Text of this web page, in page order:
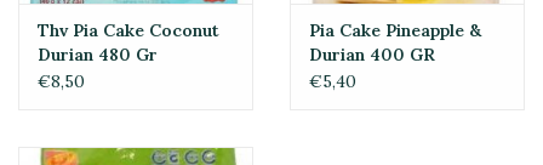
Thv Pia Cake Coconut
Durian 480 Gr
€8,50
Pia Cake Pineapple &
Durian 400 GR
€5,40